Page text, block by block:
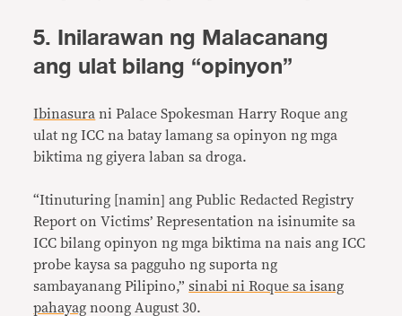
5. Inilarawan ng Malacanang
ang ulat bilang “opinyon”
Ibinasura ni Palace Spokesman Harry Roque ang
ulat ng ICC na batay lamang sa opinyon ng mga
biktima ng giyera laban sa droga.
“Itinuturing [namin] ang Public Redacted Registry
Report on Victims’ Representation na isinumite sa
ICC bilang opinyon ng mga biktima na nais ang ICC
probe kaysa sa pagguho ng suporta ng
sambayanang Pilipino,”sinabi ni Roque sa isang
pahayag noong August 30.